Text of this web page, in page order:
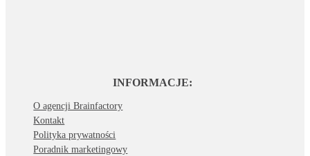
INFORMACJE:
O agencji Brainfactory
Kontakt
Polityka prywatności
Poradnik marketingowy